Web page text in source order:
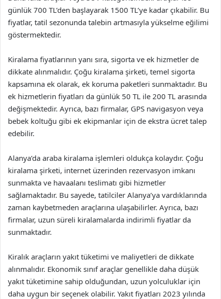
günlük 700 TL’den başlayarak 1500 TL’ye kadar çıkabilir. Bu
fiyatlar, tatil sezonunda talebin artmasıyla yükselme eğilimi
göstermektedir.
Kiralama fiyatlarının yanı sıra, sigorta ve ek hizmetler de
dikkate alınmalıdır. Çoğu kiralama şirketi, temel sigorta
kapsamına ek olarak, ek koruma paketleri sunmaktadır. Bu
ek hizmetlerin fiyatları da günlük 50 TL ile 200 TL arasında
değişmektedir. Ayrıca, bazı firmalar, GPS navigasyon veya
bebek koltuğu gibi ek ekipmanlar için de ekstra ücret talep
edebilir.
Alanya’da araba kiralama işlemleri oldukça kolaydır. Çoğu
kiralama şirketi, internet üzerinden rezervasyon imkanı
sunmakta ve havaalanı teslimatı gibi hizmetler
sağlamaktadır. Bu sayede, tatilciler Alanya’ya vardıklarında
zaman kaybetmeden araçlarına ulaşabilirler. Ayrıca, bazı
firmalar, uzun süreli kiralamalarda indirimli fiyatlar da
sunmaktadır.
Kiralık araçların yakıt tüketimi ve maliyetleri de dikkate
alınmalıdır. Ekonomik sınıf araçlar genellikle daha düşük
yakıt tüketimine sahip olduğundan, uzun yolculuklar için
daha uygun bir seçenek olabilir. Yakıt fiyatları 2023 yılında